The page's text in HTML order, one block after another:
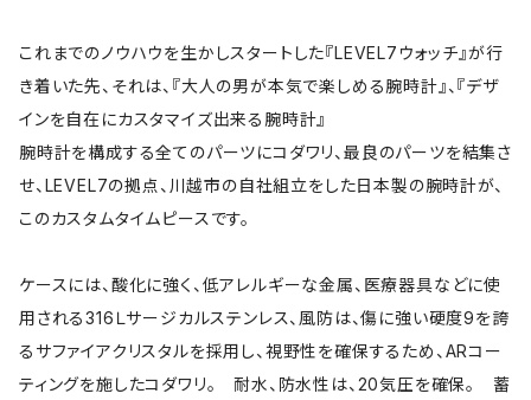
これまでのノウハウを生かしスタートした『LEVEL7ウォッチ』が行
き着いた先、それは、『大人の男が本気で楽しめる腕時計』、『デザ
インを自在にカスタマイズ出来る腕時計』
腕時計を構成する全てのパーツにコダワリ、最良のパーツを結集さ
せ、LEVEL7の拠点、川越市の自社組立をした日本製の腕時計が、
このカスタムタイムピースです。
ケースには、酸化に強く、低アレルギーな金属、医療器具などに使
用される316Ｌサージカルステンレス、風防は、傷に強い硬度9を誇
るサファイアクリスタルを採用し、視野性を確保するため、ARコー
ティングを施したコダワリ。 耐水、防水性は、20気圧を確保。 蓄